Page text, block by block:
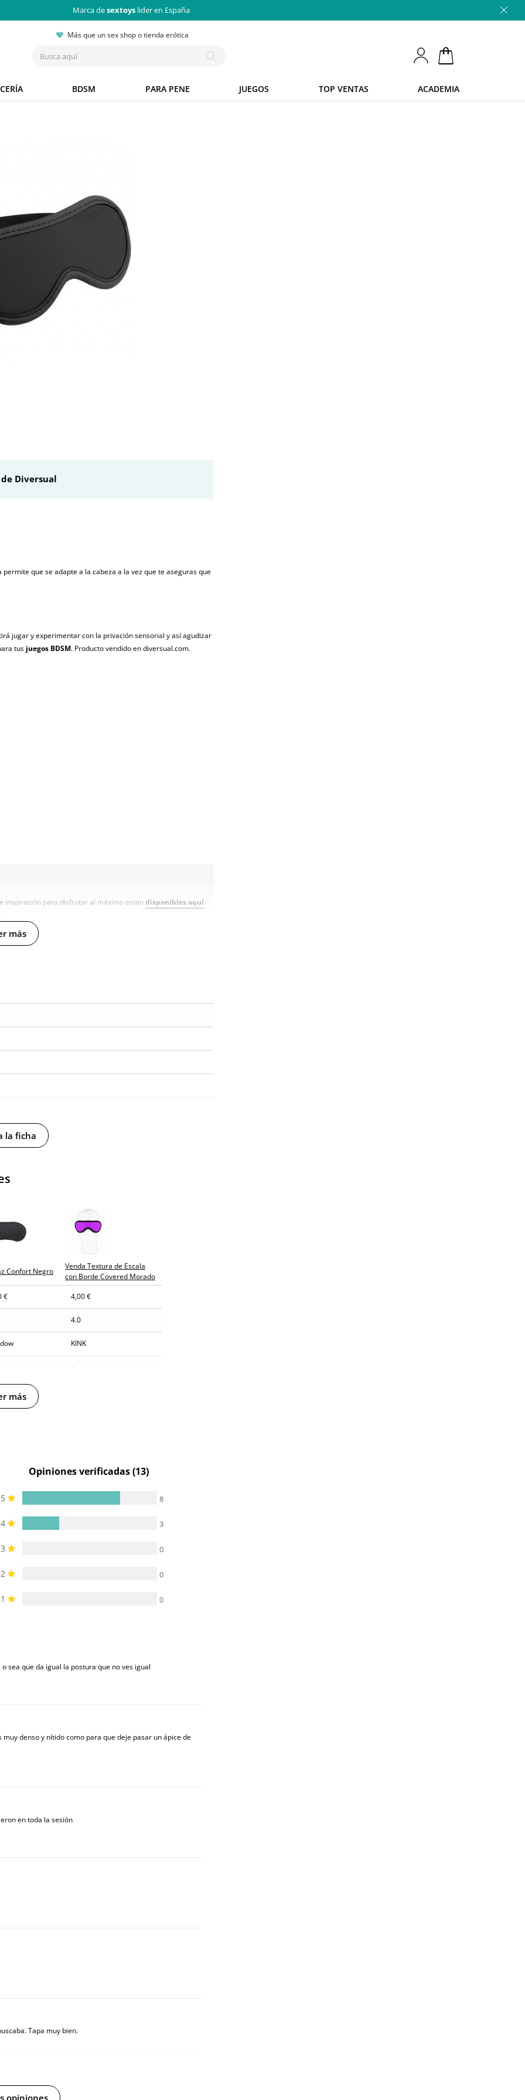
Marca desextoys lider en España
Más que un sex shop o tienda erótica
BDSM PARA PENE JUEGOS TOP VENTAS ACADEMIA
Diversual
permite que se adapte a la cabeza a la vez que te aseguras que
jugar y experimentar con la privación sensorial y así agudizar
tus juegos BDSM. Producto vendido en diversual.com.
inspiración para disfrutar al máximo estándisponibles aquí.
más
(fecha estimada)
la ficha
Confort Negro
Venda Textura de Escala
con Borde Covered Morado
€ 4,00 €
4.0
KINK
-
más
Opiniones verificadas (13)
5 8
4 3
3 0
2 0
1 0
sea que da igual la postura que no ves igual
muy denso y nítido como para que deje pasar un ápice de
en toda la sesión
Tapa muy bien.
en otros colores?